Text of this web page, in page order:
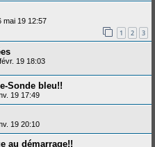
mai 19 12:57
1 2 3
19 18:03
Sonde bleu!!
19 17:49
19 20:10
au démarrage!!